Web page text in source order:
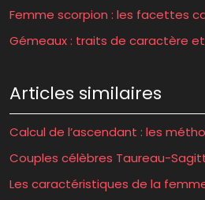
Femme scorpion : les facettes
Gémeaux : traits de caractère
Articles similaires
Calcul de l’ascendant : les
Couples célèbres Taureau-
Les caractéristiques de la